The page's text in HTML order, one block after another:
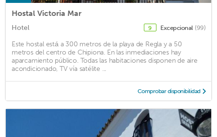
Hostal Victoria Mar
Hotel 9 Excepcional (99)
Este hostal está a 300 metros de la playa de Regla y a 50
metros del centro de Chipiona. En las inmediaciones hay
aparcamiento público. Todas las habitaciones disponen de aire
acondicionado, TV vía satélite ...
Comprobar disponibilidad